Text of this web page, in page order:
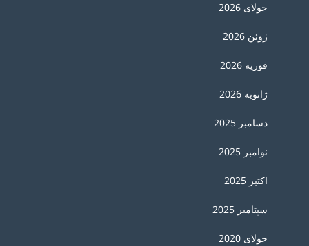
جولای 2026
ژوئن 2026
فوریه 2026
ژانویه 2026
دسامبر 2025
نوامبر 2025
اکتبر 2025
سپتامبر 2025
جولای 2020